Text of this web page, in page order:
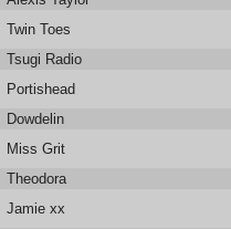
Twin Toes
Tsugi Radio
Portishead
Dowdelin
Miss Grit
Theodora
Jamie xx